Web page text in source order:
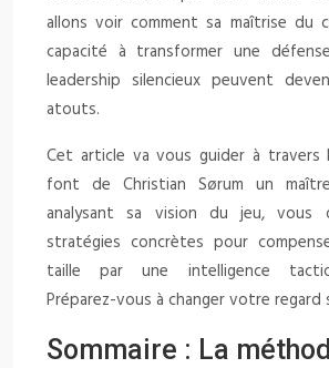
allons voir comment sa maîtrise du
capacité à transformer une
leadership silencieux peuvent
atouts.
Cet article va vous guider à travers
font de Christian Sørum un
analysant sa vision du jeu, vous
stratégies concrètes pour
taille par une intelligence
Préparez-vous à changer votre regard
Sommaire : La